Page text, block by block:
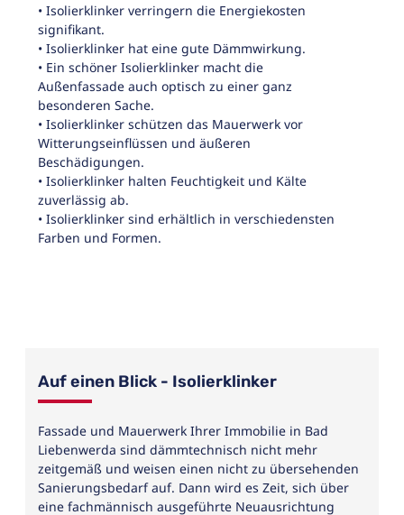
• Isolierklinker verringern die Energiekosten
signifikant.
• Isolierklinker hat eine gute Dämmwirkung.
• Ein schöner Isolierklinker macht die
Außenfassade auch optisch zu einer ganz
besonderen Sache.
• Isolierklinker schützen das Mauerwerk vor
Witterungseinflüssen und äußeren
Beschädigungen.
• Isolierklinker halten Feuchtigkeit und Kälte
zuverlässig ab.
• Isolierklinker sind erhältlich in verschiedensten
Farben und Formen.
Auf einen Blick - Isolierklinker
Fassade und Mauerwerk Ihrer Immobilie in Bad
Liebenwerda sind dämmtechnisch nicht mehr
zeitgemäß und weisen einen nicht zu übersehenden
Sanierungsbedarf auf. Dann wird es Zeit, sich über
eine fachmännisch ausgeführte Neuausrichtung